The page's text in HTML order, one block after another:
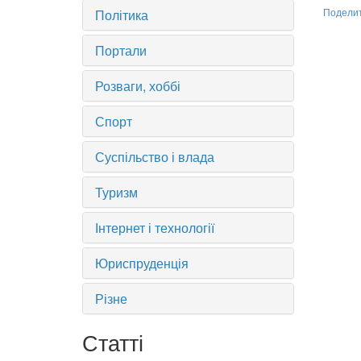
Політика
Портали
Розваги, хоббі
Спорт
Суспільство і влада
Туризм
Інтернет і технології
Юриспруденція
Різне
Статті